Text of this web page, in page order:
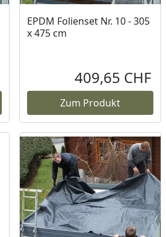
EPDM Folienset Nr. 10 - 305
x 475 cm
409,65 CHF
Zum Produkt